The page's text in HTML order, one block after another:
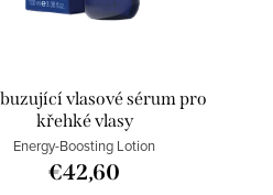
vlasové sérum pro
křehké vlasy
Energy-Boosting Lotion
€42,60